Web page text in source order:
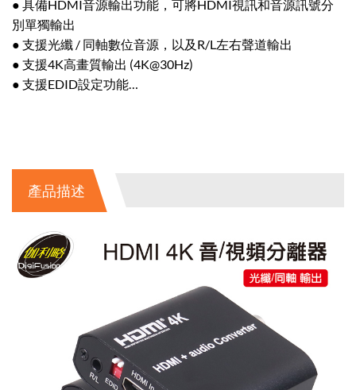
● 具備HDMI音源輸出功能，可將HDMI視訊和音源訊號分
別單獨輸出
● 支援光纖 / 同軸數位音源，以及R/L左右聲道輸出
● 支援4K高畫質輸出 (4K@30Hz)
● 支援EDID設定功能
產品描述